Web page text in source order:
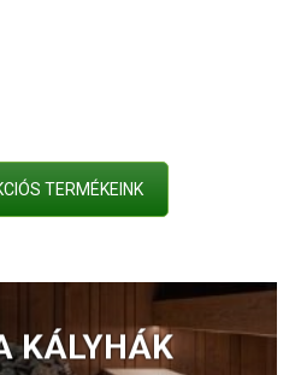
TERMÉKEINK
KÁLYHÁK